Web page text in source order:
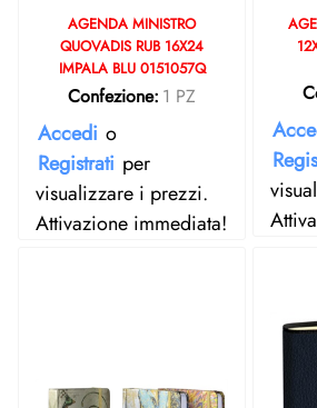
AGENDA MINISTRO
QUOVADIS RUB 16X24
IMPALA BLU 0151057Q
Confezione: 1 PZ
Accedi o
Registrati per
visualizzare i prezzi.
Attivazione immediata!